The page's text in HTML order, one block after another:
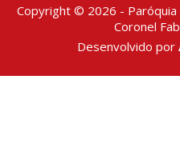
Copyright © 2026 - Paróquia
Coronel
Desenvolvido por